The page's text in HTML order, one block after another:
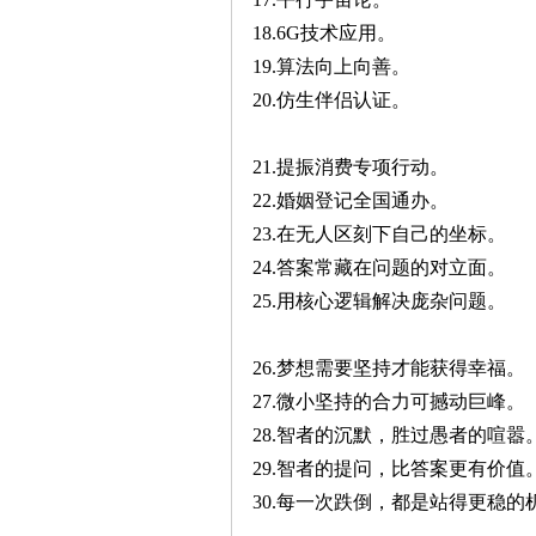
18.6G技术应用。
19.算法向上向善。
20.仿生伴侣认证。
21.提振消费专项行动。
22.婚姻登记全国通办。
23.在无人区刻下自己的坐标。
24.答案常藏在问题的对立面。
25.用核心逻辑解决庞杂问题。
26.梦想需要坚持才能获得幸福。
27.微小坚持的合力可撼动巨峰。
28.智者的沉默，胜过愚者的喧嚣。
29.智者的提问，比答案更有价值。
30.每一次跌倒，都是站得更稳的